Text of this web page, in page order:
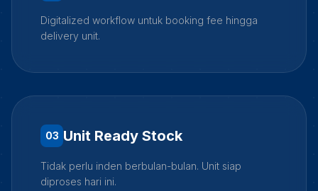
Digitalized workflow untuk booking fee hingga
delivery unit.
03 Unit Ready Stock
Tidak perlu inden berbulan-bulan. Unit siap
diproses hari ini.